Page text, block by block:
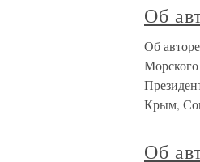
Об
Об
Крым,
Об